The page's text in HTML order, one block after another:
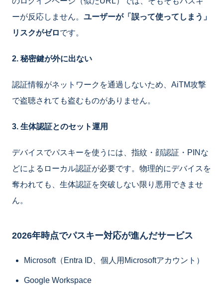
ーが反応しません。 ユーザーが「誤って使ってしまう」
リスクがゼロです。
2. 秘密鍵が外に出ない
認証情報がネットワークを通過しないため、AiTM攻撃
で盗聴されても盗むものがありません。
3. 生体認証とのセット運用
デバイスでパスキーを使うには、指紋・顔認証・PINな
どによるローカル認証が必要です。物理的にデバイスを
奪われても、生体認証を突破しない限り悪用できませ
ん。
2026年時点でパスキー対応が進んだサービス
Microsoft（Entra ID、個人用Microsoftアカウント）
Google Workspace